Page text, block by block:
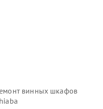
винных шкафов